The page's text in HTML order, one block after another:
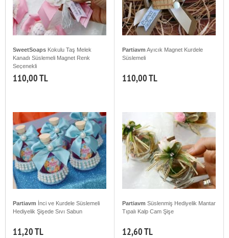
SweetSoaps Kokulu Taş Melek
Kanadı Süslemeli Magnet Renk
Seçenekli
110,00 TL
Partiavm Ayıcık Magnet Kurdele
Süslemeli
110,00 TL
Partiavm İnci ve Kurdele Süslemeli
Hediyelik Şişede Sıvı Sabun
11,20 TL
Partiavm Süslenmiş Hediyelik Mantar
Tıpalı Kalp Cam Şişe
12,60 TL